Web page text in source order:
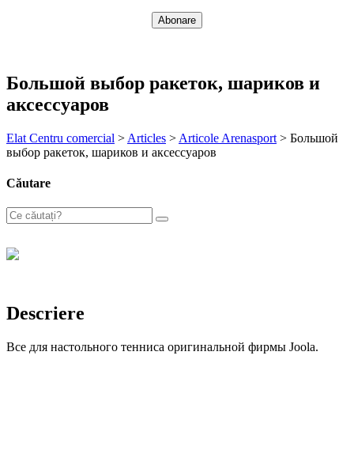
Большой выбор ракеток, шариков и
аксессуаров
Elat Centru comercial > Articles > Articole Arenasport > Большой
выбор ракеток, шариков и аксессуаров
Căutare
Descriere
Все для настольного тенниса оригинальной фирмы Joola.